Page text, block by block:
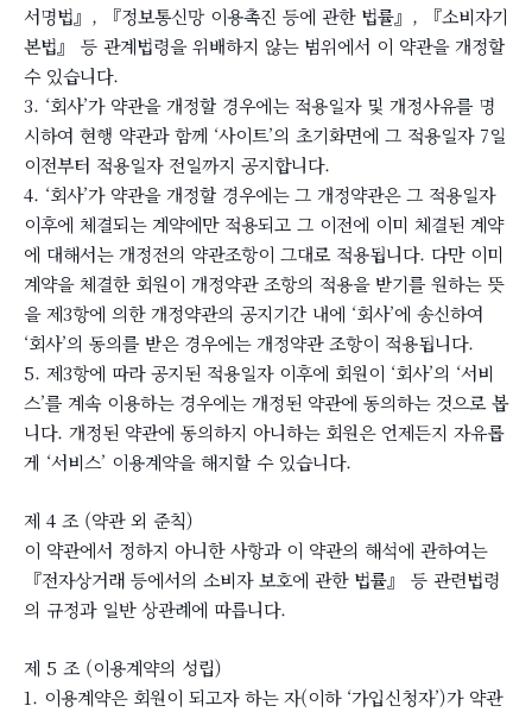
서명법』, 『정보통신망 이용촉진 등에 관한 법률』, 『소비자기
본법』 등 관계법령을 위배하지 않는 범위에서 이 약관을 개정할
수 있습니다.
3. ‘회사’가 약관을 개정할 경우에는 적용일자 및 개정사유를 명
시하여 현행 약관과 함께 ‘사이트’의 초기화면에 그 적용일자 7일
이전부터 적용일자 전일까지 공지합니다.
4. ‘회사’가 약관을 개정할 경우에는 그 개정약관은 그 적용일자
이후에 체결되는 계약에만 적용되고 그 이전에 이미 체결된 계약
에 대해서는 개정전의 약관조항이 그대로 적용됩니다. 다만 이미
계약을 체결한 회원이 개정약관 조항의 적용을 받기를 원하는 뜻
을 제3항에 의한 개정약관의 공지기간 내에 ‘회사’에 송신하여
‘회사’의 동의를 받은 경우에는 개정약관 조항이 적용됩니다.
5. 제3항에 따라 공지된 적용일자 이후에 회원이 ‘회사’의 ‘서비
스’를 계속 이용하는 경우에는 개정된 약관에 동의하는 것으로 봅
니다. 개정된 약관에 동의하지 아니하는 회원은 언제든지 자유롭
게 ‘서비스’ 이용계약을 해지할 수 있습니다.
제 4 조 (약관 외 준칙)
이 약관에서 정하지 아니한 사항과 이 약관의 해석에 관하여는
『전자상거래 등에서의 소비자 보호에 관한 법률』 등 관련법령
의 규정과 일반 상관례에 따릅니다.
제 5 조 (이용계약의 성립)
1. 이용계약은 회원이 되고자 하는 자(이하 ‘가입신청자’)가 약관